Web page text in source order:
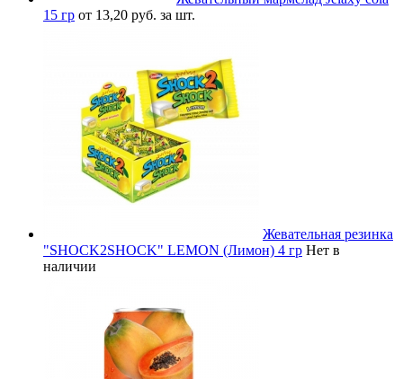
15 гр от 13,20 руб. за шт.
Жевательная резинка
"SHOCK2SHOCK" LEMON (Лимон) 4 гр Нет в
наличии